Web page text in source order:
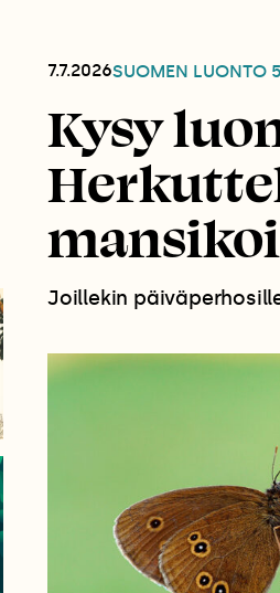
7.7.2026SUOMEN LUONTO
Kysy
Joillekin